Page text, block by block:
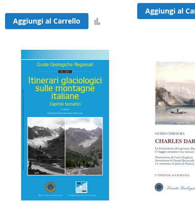
Aggiungi al Carrello
confronto
Aggiungi al